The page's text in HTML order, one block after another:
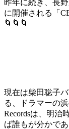
昨年に続き、長
に開催される「
🌀🌀🌀
現在は柴田聡子
る、ドラマーの
Recordsは、明治
ば誰もが分かで